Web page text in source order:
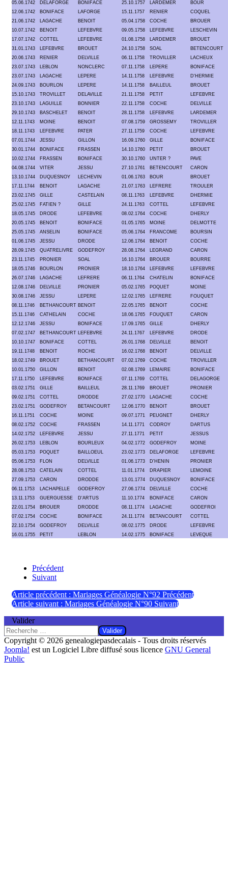
05.06.1742 DELAFORGE BONIFACE 25.10.1757 LARDEMER
BOUR
12.06.1742
BONIFACE LAFORGE 15.11.1757 RENIER
COQUEL
21.06.1742
LAGACHE BENOIT 05.04.1758 COCHE
BROUER
10.07.1742
BENOIT LEFEBVRE 09.05.1758 LEFEBVRE
LESCHEVIN
17.07.1742
COTTEL LEFEBVRE 01.08.1758 LARDEMER
BROUET
31.01.1743
LEFEBVRE BROUET 24.10.1758 SOAL
BETENCOURT
20.06.1743
RENIER DELVILLE 06.11.1758 TROVILLER
LACHEUX
23.07.1743
LEBLON NONCLERC 07.11.1758 LEPERE
BONIFACE
23.07.1743
LAGACHE LEPERE 14.11.1758 LEFEBVRE
D'HERMIE
24.09.1743
BOURLON LEPERE 14.11.1758 BAILLEUL
BROUET
15.10.1743
TROVILLET DELAVILLE 21.11.1758 PETIT
LEFEBVRE
23.10.1743
LAGUILLE BONNIER 22.11.1758 COCHE
DELVILLE
29.10.1743
BASCHELET BENOIT 28.11.1758 LEFEBVRE
LARDEMER
12.11.1743
MOINE BENOIT 07.08.1759 GROSSEMY
TROVILLER
18.11.1743
LEFEBVRE PATER 27.11.1759 COCHE
LEFEBVRE
07.01.1744
JESSU GILLON 16.09.1760 GILLE
BONIFACE
30.01.1744
BONIFACE FRASSEN 14.10.1760 PETIT
BROUET
10.02.1744
FRASSEN BONIFACE 30.10.1760 UNTER ?
PAVE
04.08.1744
VITER JESSU 27.10.1761 BETENCOURT
CARON
13.10.1744
DUQUESNOY LECHEVIN 01.06.1763 BOUR
BROUET
17.11.1744
BENOIT LAGACHE 21.07.1763 LEFRERE
TROULER
23.02.1745
GILLE CASTELAIN 08.11.1763 LEFEBVRE
DHERMIE
25.02.1745
FATIEN ? GILLE 24.11.1763 COTTEL
LEFEBVRE
18.05.1745
DRODE LEFEBVRE 08.02.1764 COCHE
DHERLY
20.05.1745
BENOIT BONIFACE 01.05.1765 MOINE
DELMOTTE
25.05.1745
ANSELIN BONIFACE 05.06.1764 FRANCOME
BOURSIN
01.06.1745
JESSU DRODE 12.06.1764 BENOIT
COCHE
28.09.1745
QUATRELIVRE GODEFROY 28.08.1764 LEGRAND
CARON
23.11.1745
PRONIER SOAL 16.10.1764 BROUER
BOURRE
18.05.1746
BOURLON PRONIER 18.10.1764 LEFEBVRE
LEFEBVRE
26.07.1746
LAGACHE LEFRERE 06.11.1764 CHATELIN
BONIFACE
12.08.1746
DELVILLE PRONIER 05.02.1765 POQUET
MOINE
30.08.1746
JESSU LEPERE 12.02.1765 LEFRERE
FOUQUET
08.11.1746
BETHANCOURT BENOIT 22.05.1765 BENOIT
COCHE
15.11.1746
CATHELAIN COCHE 18.06.1765 FOUQUET
CARON
12.12.1746
JESSU BONIFACE 17.09.1765 GILLE
DHERLY
07.02.1747
BETHANCOURT LEFEBVRE 24.11.1767 LEFEBVRE
DRODE
10.10.1747
BONIFACE COTTEL 26.01.1768 DELVILLE
BENOIT
19.11.1748
BENOIT ROCHE 16.02.1768 BENOIT
DELVILLE
18.02.1749
BROUET BETHANCOURT 07.02.1769 COCHE
TROVILLER
10.01.1750
GILLON BENOIT 02.08.1769 LEMAIRE
BONIFACE
17.11.1750
LEFEBVRE BONIFACE 07.11.1769 COTTEL
DELAGORGE
03.02.1751
GILLE BAILLEUL 28.11.1769 BROUET
PRONIER
09.02.1751
COTTEL DRODDE 27.02.1770 LAGACHE
COCHE
23.02.1751
GODEFROY BETANCOURT 12.06.1770 BENOIT
BROUET
16.11.1751
COCHE MOINE 09.07.1771 PEUGNET
DHERLY
08.02.1752
COCHE FRASSEN 14.11.1771 CODROY
DARTUS
14.02.1752
LEFEBVRE JESSU 27.11.1771 PETIT
JESSUS
26.02.1753
LEBLON BOURLEUX 04.02.1772 GODEFROY
MOINE
05.03.1753
POQUET BAILLOEUL 23.02.1773 DELAFORGE
LEFEBVRE
05.06.1753
FLON DELVILLE 01.06.1773 D'HENIN
PRONIER
28.08.1753
CATELAIN COTTEL 11.01.1774 DRAPIER
LEMOINE
27.09.1753
CARON DRODDE 13.01.1774 DUQUESNOY
BONIFACE
06.11.1753
LACHAPELLE GODEFROY 27.06.1774 DELVILLE
COCHE
13.11.1753
GUERGUESSE D'ARTUS 11.10.1774 BONIFACE
CARON
22.01.1754
BROUER DRODDE 08.11.1774 LAGACHE
GODEFROI
07.02.1754
COCHE BONIFACE 24.11.1774 BETANCOURT
COTTEL
22.10.1754
GODEFROY DELVILLE 08.02.1775 DRODE
LEFEBVRE
16.01.1755
PETIT LEBLON 14.02.1775 BONIFACE LEVEQUE
Précédent
Suivant
Article précédent : Mariages Généalogie N°92 Précédent
Article suivant : Mariages Généalogie N°90 Suivant
Valider
Valider
Copyright © 2026 genealogiepasdecalais - Tous droits réservés
Joomla! est un Logiciel Libre diffusé sous licence GNU General
Public